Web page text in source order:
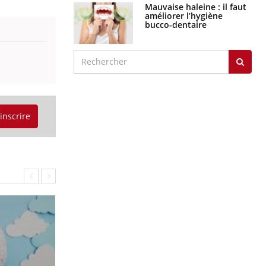
Mauvaise haleine : il faut
améliorer l’hygiène
bucco-dentaire